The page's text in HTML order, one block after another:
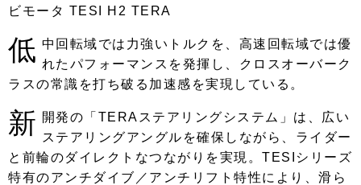
ビモータ TESI H2 TERA
低 中回転域では力強いトルクを、高速回転域では優
れたパフォーマンスを発揮し、クロスオーバーク
ラスの常識を打ち破る加速感を実現している。
新 開発の「TERAステアリングシステム」は、広い
ステアリングアングルを確保しながら、ライダー
と前輪のダイレクトなつながりを実現。TESIシリーズ
特有のアンチダイブ／アンチリフト特性により、滑ら